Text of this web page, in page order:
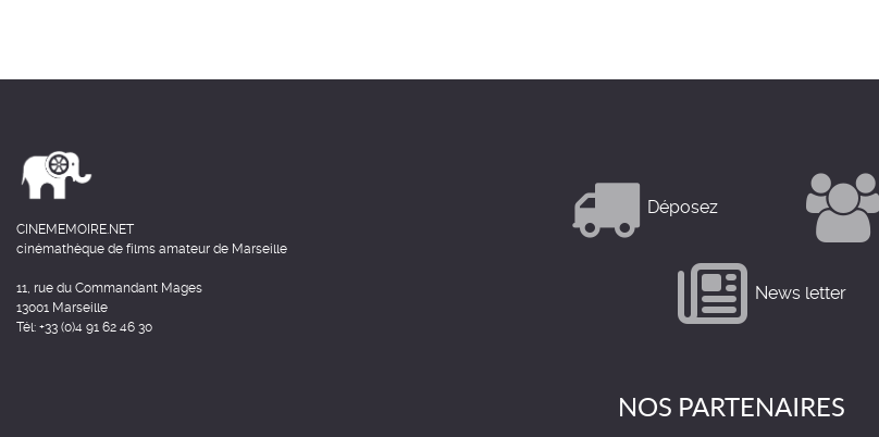
CINEMEMOIRE.NET
cinémathèque de films amateur de Marseille
11, rue du Commandant Mages
13001 Marseille
Tél: +33 (0)4 91 62 46 30
Déposez
News letter
NOS PARTENAIRES